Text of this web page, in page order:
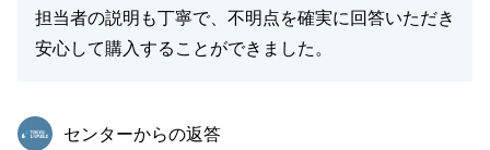
担当者の説明も丁寧で、不明点を確実に回答いただき
安心して購入することができました。
東急リバブル
センターからの返答